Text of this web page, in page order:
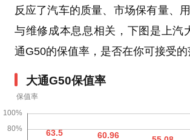
反应了汽车的质量、市场保有量、
与维修成本息息相关，下图是上汽
通G50的保值率，是否在你可接受的
大通G50保值率